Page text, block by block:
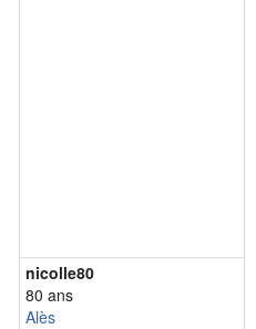
nicolle80
80 ans
Alès